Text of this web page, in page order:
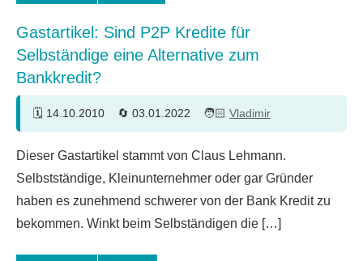
Gastartikel: Sind P2P Kredite für
Selbständige eine Alternative zum
Bankkredit?
14.10.2010 03.01.2022 Vladimir
Kommentar
Dieser Gastartikel stammt von Claus Lehmann.
Selbstständige, Kleinunternehmer oder gar Gründer
haben es zunehmend schwerer von der Bank Kredit zu
bekommen. Winkt beim Selbständigen die […]